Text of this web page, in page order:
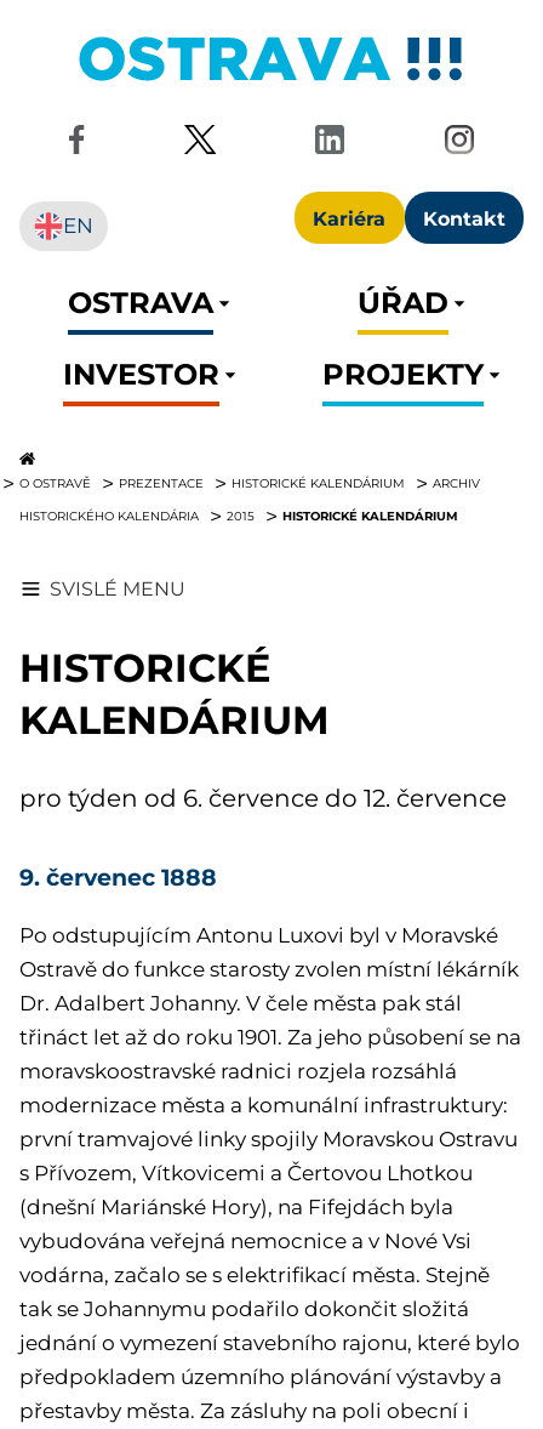
Kariéra Kontakt
EN
OSTRAVA
ÚŘAD
INVESTOR
PROJEKTY
O OSTRAVĚ PREZENTACE HISTORICKÉ KALENDÁRIUM ARCHIV
HISTORICKÉHO KALENDÁRIA 2015 HISTORICKÉ KALENDÁRIUM
SVISLÉ MENU
HISTORICKÉ
KALENDÁRIUM
pro týden od 6. července do 12. července
9. červenec 1888
Po odstupujícím Antonu Luxovi byl v Moravské
Ostravě do funkce starosty zvolen místní lékárník
Dr. Adalbert Johanny. V čele města pak stál
třináct let až do roku 1901. Za jeho působení se na
moravskoostravské radnici rozjela rozsáhlá
modernizace města a komunální infrastruktury:
první tramvajové linky spojily Moravskou Ostravu
s Přívozem, Vítkovicemi a Čertovou Lhotkou
(dnešní Mariánské Hory), na Fifejdách byla
vybudována veřejná nemocnice a v Nové Vsi
vodárna, začalo se s elektrifikací města. Stejně
tak se Johannymu podařilo dokončit složitá
jednání o vymezení stavebního rajonu, které bylo
předpokladem územního plánování výstavby a
přestavby města. Za zásluhy na poli obecní i